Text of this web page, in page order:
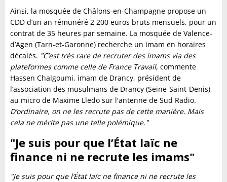
Ainsi, la mosquée de Châlons-en-Champagne propose un
CDD d’un an rémunéré 2 200 euros bruts mensuels, pour un
contrat de 35 heures par semaine. La mosquée de Valence-
d’Agen (Tarn-et-Garonne) recherche un imam en horaires
décalés. "C’est très rare de recruter des imams via des
plateformes comme celle de France Travail, commente
Hassen Chalgoumi, imam de Drancy, président de
l’association des musulmans de Drancy (Seine-Saint-Denis),
au micro de Maxime Lledo sur l'antenne de Sud Radio.
D’ordinaire, on ne les recrute pas de cette manière. Mais
cela ne mérite pas une telle polémique."
"Je suis pour que l’État laïc ne
finance ni ne recrute les imams"
"Je suis pour que l’État laïc ne finance ni ne recrute les